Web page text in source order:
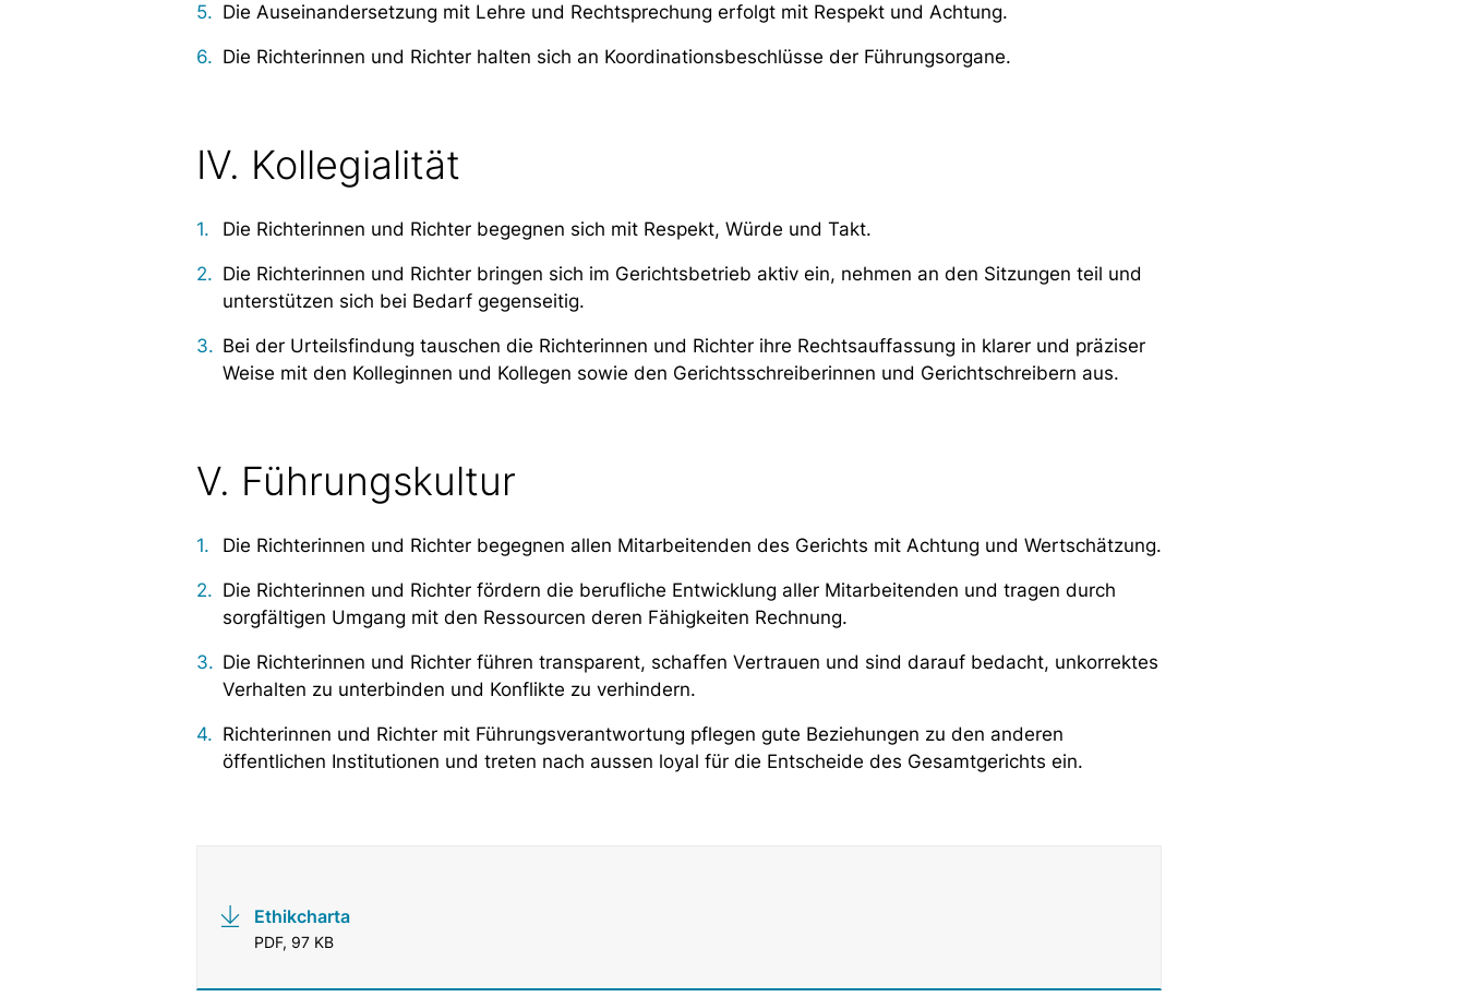
Die Auseinandersetzung mit Lehre und Rechtsprechung erfolgt mit Respekt und Achtung.
Die Richterinnen und Richter halten sich an Koordinationsbeschlüsse der Führungsorgane.
IV. Kollegialität
Die Richterinnen und Richter begegnen sich mit Respekt, Würde und Takt.
Die Richterinnen und Richter bringen sich im Gerichtsbetrieb aktiv ein, nehmen an den Sitzungen teil und
unterstützen sich bei Bedarf gegenseitig.
Bei der Urteilsfindung tauschen die Richterinnen und Richter ihre Rechtsauffassung in klarer und präziser
Weise mit den Kolleginnen und Kollegen sowie den Gerichtsschreiberinnen und Gerichtschreibern aus.
V. Führungskultur
Die Richterinnen und Richter begegnen allen Mitarbeitenden des Gerichts mit Achtung und Wertschätzung.
Die Richterinnen und Richter fördern die berufliche Entwicklung aller Mitarbeitenden und tragen durch
sorgfältigen Umgang mit den Ressourcen deren Fähigkeiten Rechnung.
Die Richterinnen und Richter führen transparent, schaffen Vertrauen und sind darauf bedacht, unkorrektes
Verhalten zu unterbinden und Konflikte zu verhindern.
Richterinnen und Richter mit Führungsverantwortung pflegen gute Beziehungen zu den anderen
öffentlichen Institutionen und treten nach aussen loyal für die Entscheide des Gesamtgerichts ein.
Ethikcharta
PDF, 97 KB